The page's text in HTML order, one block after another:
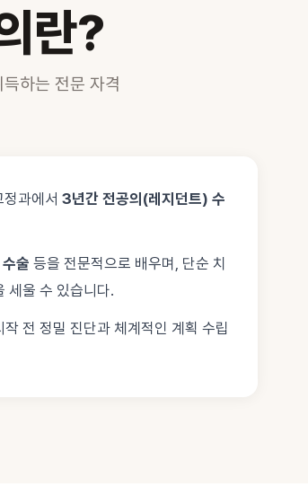
란?
하는 전문 자격
과에서 3년간 전공의(레지던트) 수
술 등을 전문적으로 배우며, 단순 치
세울 수 있습니다.
전 정밀 진단과 체계적인 계획 수립